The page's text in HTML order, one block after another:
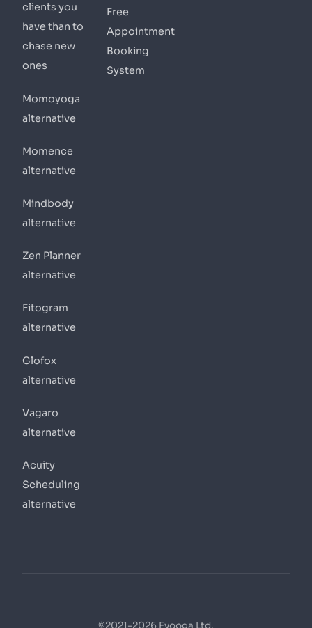
clients you
have than to
chase new
ones
Momoyoga
alternative
Momence
alternative
Mindbody
alternative
Zen Planner
alternative
Fitogram
alternative
Glofox
alternative
Vagaro
alternative
Acuity
Scheduling
alternative
Free
Appointment
Booking
System